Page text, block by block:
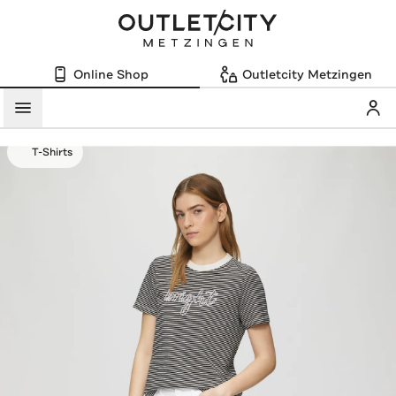
Online Shop Outletcity Metzingen
Menü
T-Shirts